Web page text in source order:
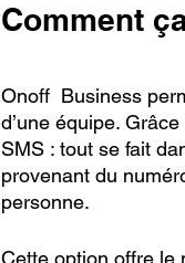
Comment
Onoff  Business
d’une équipe.
SMS : tout se fait
provenant du
personne.
Cette option offre le